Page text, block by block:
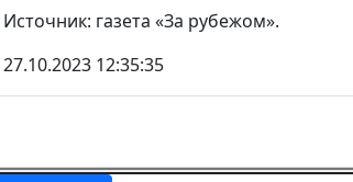
Источник: газета «За рубежом».
27.10.2023 12:35:35